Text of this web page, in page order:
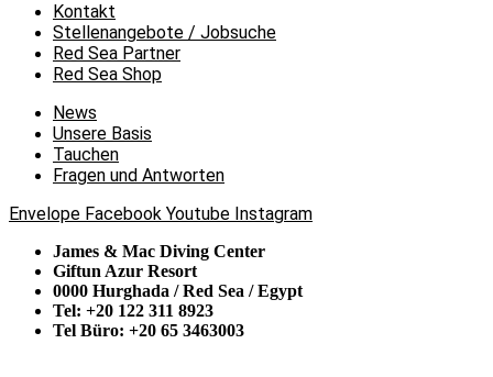
Kontakt
Stellenangebote / Jobsuche
Red Sea Partner
Red Sea Shop
News
Unsere Basis
Tauchen
Fragen und Antworten
Envelope Facebook Youtube Instagram
James & Mac Diving Center
Giftun Azur Resort
0000 Hurghada / Red Sea / Egypt
Tel: +20 122 311 8923
Tel Büro: +20 65 3463003